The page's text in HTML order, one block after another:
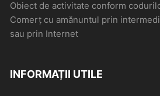
Obiect de activitate conform
Comerţ cu amănuntul prin
sau prin Internet
INFORMAȚII UTILE